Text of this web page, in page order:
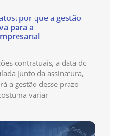
por que a gestão
para a
contratuais, a data do
junto da assinatura,
a gestão desse prazo
variar